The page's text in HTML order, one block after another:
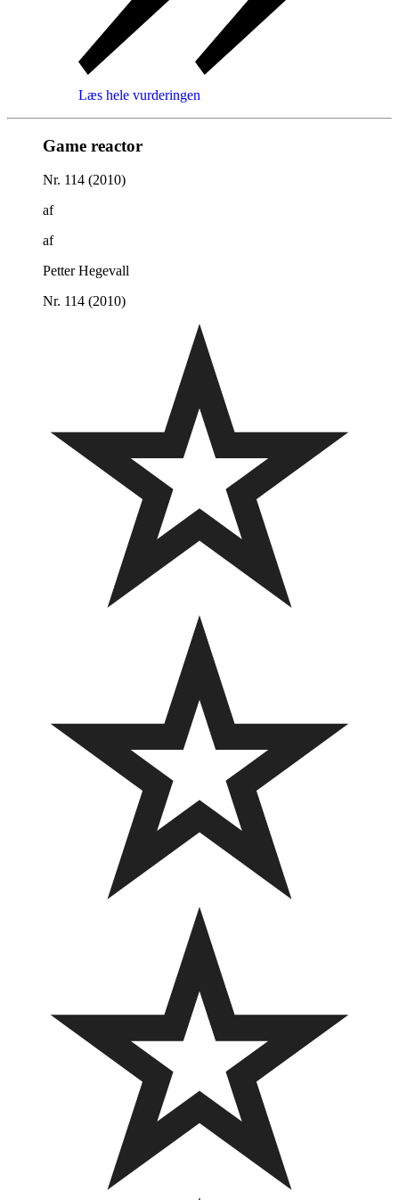
Læs hele vurderingen
Game reactor
Nr. 114 (2010)
af
af
Petter Hegevall
Nr. 114 (2010)